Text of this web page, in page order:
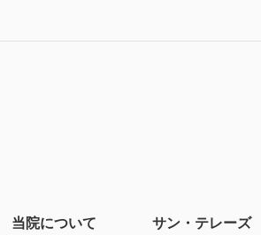
当院について サン・テレーズ